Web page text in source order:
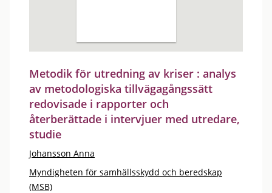
Metodik för utredning av kriser : analys
av metodologiska tillvägagångssätt
redovisade i rapporter och
återberättade i intervjuer med utredare,
studie
Johansson Anna
Myndigheten för samhällsskydd och beredskap
(MSB)